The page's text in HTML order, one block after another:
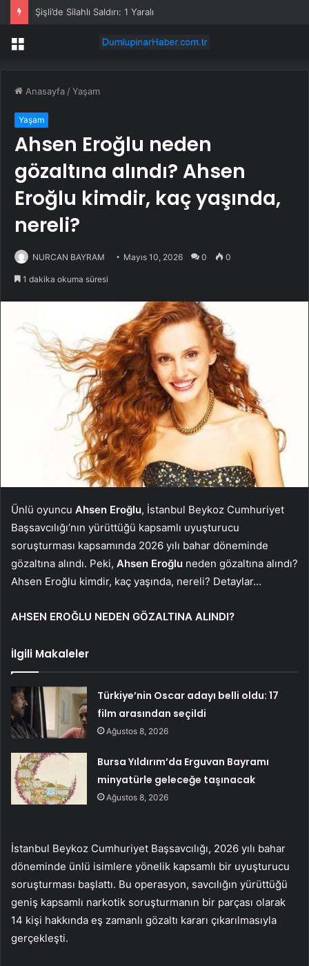
Şişli’de Silahlı Saldırı: 1 Yaralı
Menü
Anasayfa /Yaşam
Yaşam
Ahsen Eroğlu neden
gözaltına alındı? Ahsen
Eroğlu kimdir, kaç yaşında,
nereli?
NURCAN BAYRAM Mayıs 10, 2026 0 0
1 dakika okuma süresi
Ünlü oyuncu Ahsen Eroğlu, İstanbul Beykoz Cumhuriyet
Başsavcılığı’nın yürüttüğü kapsamlı uyuşturucu
soruşturması kapsamında 2026 yılı bahar döneminde
gözaltına alındı. Peki, Ahsen Eroğlu neden gözaltına alındı?
Ahsen Eroğlu kimdir, kaç yaşında, nereli? Detaylar…
AHSEN EROĞLU NEDEN GÖZALTINA ALINDI?
İlgili Makaleler
Türkiye’nin Oscar adayı belli oldu: 17
film arasından seçildi
Ağustos 8, 2026
Bursa Yıldırım’da Erguvan Bayramı
minyatürle geleceğe taşınacak
Ağustos 8, 2026
İstanbul Beykoz Cumhuriyet Başsavcılığı, 2026 yılı bahar
döneminde ünlü isimlere yönelik kapsamlı bir uyuşturucu
soruşturması başlattı. Bu operasyon, savcılığın yürüttüğü
geniş kapsamlı narkotik soruşturmanın bir parçası olarak
14 kişi hakkında eş zamanlı gözaltı kararı çıkarılmasıyla
gerçekleşti.